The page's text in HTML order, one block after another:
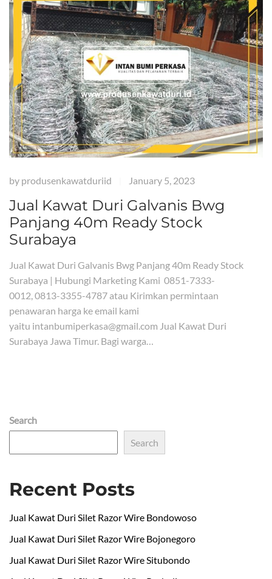
by produsenkawatduriid January 5, 2023
Jual Kawat Duri Galvanis Bwg
Panjang 40m Ready Stock
Surabaya
Jual Kawat Duri Galvanis Bwg Panjang 40m Ready Stock
Surabaya | Hubungi Marketing Kami 0851-7333-
0012, 0813-3355-4787 atau Kirimkan permintaan
penawaran harga ke email kami
yaitu intanbumiperkasa@gmail.com Jual Kawat Duri
Surabaya Jawa Timur. Bagi warga…
Search
Search
Recent Posts
Jual Kawat Duri Silet Razor Wire Bondowoso
Jual Kawat Duri Silet Razor Wire Bojonegoro
Jual Kawat Duri Silet Razor Wire Situbondo